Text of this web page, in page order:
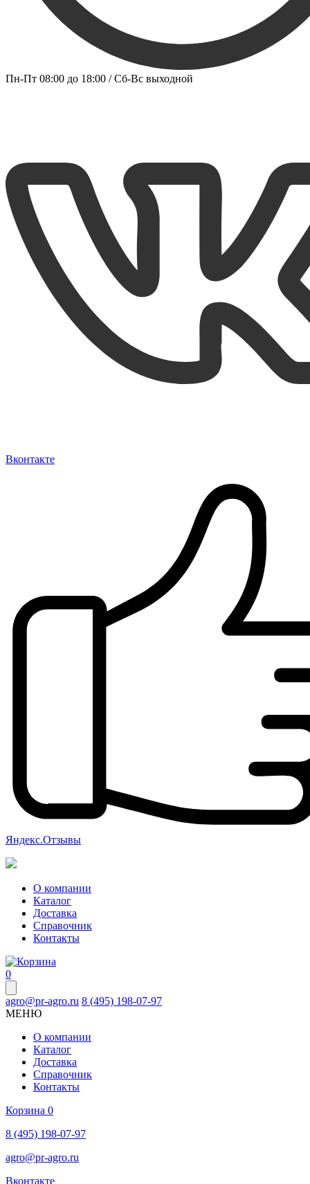
Пн-Пт 08:00 до 18:00 / Сб-Вс выходной
Вконтакте
Яндекс.Отзывы
О компании
Каталог
Доставка
Справочник
Контакты
0
agro@pr-agro.ru 8 (495) 198-07-97
МЕНЮ
О компании
Каталог
Доставка
Справочник
Контакты
Корзина 0
8 (495) 198-07-97
agro@pr-agro.ru
Вконтакте